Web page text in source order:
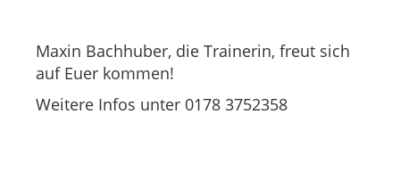
Maxin Bachhuber, die Trainerin, freut sich
auf Euer kommen!
Weitere Infos unter 0178 3752358